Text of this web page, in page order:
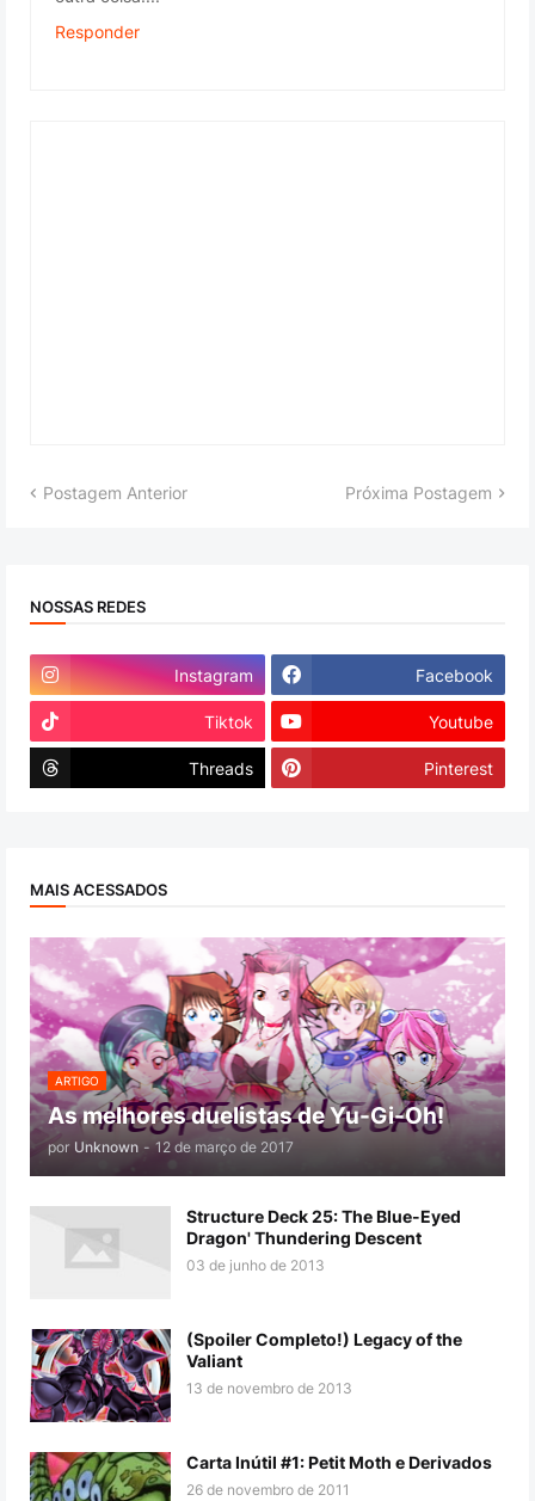
Responder
Postagem Anterior Próxima Postagem
NOSSAS REDES
Instagram Facebook
Tiktok Youtube
Threads Pinterest
MAIS ACESSADOS
ARTIGO
As melhores duelistas de Yu-Gi-Oh!
por Unknown - 12 de março de 2017
Structure Deck 25: The Blue-Eyed
Dragon' Thundering Descent
03 de junho de 2013
(Spoiler Completo!) Legacy of the
Valiant
13 de novembro de 2013
Carta Inútil #1: Petit Moth e Derivados
26 de novembro de 2011